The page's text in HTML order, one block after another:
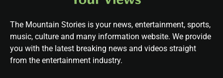
The Mountain Stories is your news, entertainment, sports,
music, culture and many information website. We provide
you with the latest breaking news and videos straight
from the entertainment industry.